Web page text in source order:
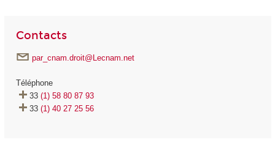
Contacts
par_cnam.droit@Lecnam.net
Téléphone
33 (1) 58 80 87 93
33 (1) 40 27 25 56